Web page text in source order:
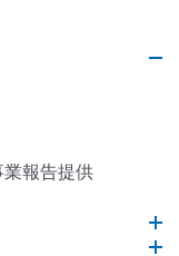
報告提供